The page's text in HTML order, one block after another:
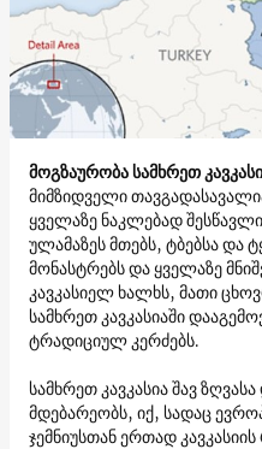
მოგზაურობა სამხრეთ
მიმზიდველი
ყველაზე ნაკლებად
ულამაზეს მთებს, ტბებსა და
მონასტრებს და ყველაზე
კავკასიელ ხალხს, მათი
სამხრეთ კავკასიაში
ტრადიციულ კერძებს.
სამხრეთ კავკასია შავ
მდებარეობს, იქ, სადაც
ჯემნიუსთან ერთად